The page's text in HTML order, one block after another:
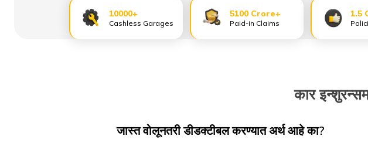
10000+
Cashless Garages
5100 Crore+
Paid-in Claims
1.5
कार
जास्त वोलूनतरी डीडक्टीबल करण्यात अर्थ आहे का?